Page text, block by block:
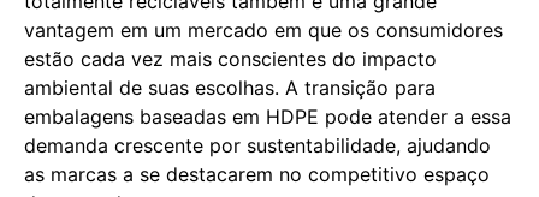
vantagem em um mercado em que os consumidores
estão cada vez mais conscientes do impacto
ambiental de suas escolhas. A transição para
embalagens baseadas em HDPE pode atender a essa
demanda crescente por sustentabilidade, ajudando
as marcas a se destacarem no competitivo espaço